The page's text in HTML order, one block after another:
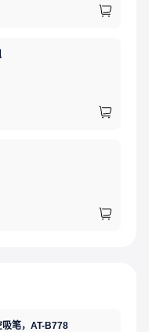
笔，AT-B778